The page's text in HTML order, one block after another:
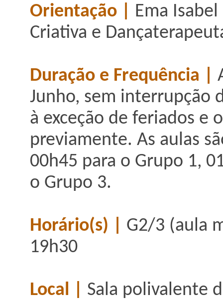
Orientação | Ema
Criativa e
Duração e Frequência |
Junho, sem interrupção
à exceção de feriados e
previamente. As aulas
00h45 para o Grupo 1,
o Grupo 3.
Horário(s) | G2/3 (aula
19h30
Local | Sala polivalente